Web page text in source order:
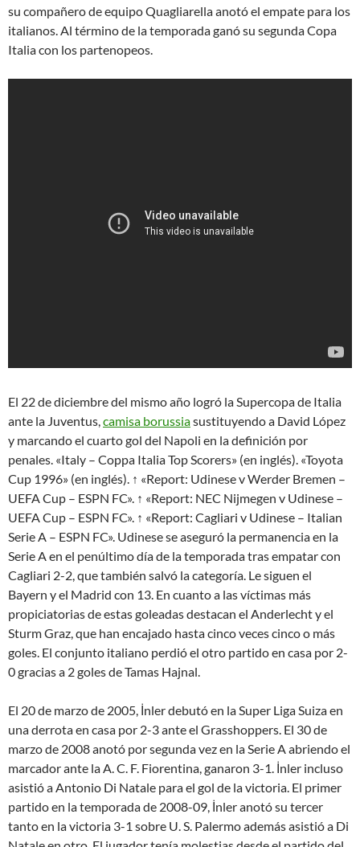
su compañero de equipo Quagliarella anotó el empate para los
italianos. Al término de la temporada ganó su segunda Copa
Italia con los partenopeos.
El 22 de diciembre del mismo año logró la Supercopa de Italia
ante la Juventus,camisa borussiasustituyendo a David López
y marcando el cuarto gol del Napoli en la definición por
penales. «Italy – Coppa Italia Top Scorers» (en inglés). «Toyota
Cup 1996» (en inglés). ↑ «Report: Udinese v Werder Bremen –
UEFA Cup – ESPN FC». ↑ «Report: NEC Nijmegen v Udinese –
UEFA Cup – ESPN FC». ↑ «Report: Cagliari v Udinese – Italian
Serie A – ESPN FC». Udinese se aseguró la permanencia en la
Serie A en el penúltimo día de la temporada tras empatar con
Cagliari 2-2, que también salvó la categoría. Le siguen el
Bayern y el Madrid con 13. En cuanto a las víctimas más
propiciatorias de estas goleadas destacan el Anderlecht y el
Sturm Graz, que han encajado hasta cinco veces cinco o más
goles. El conjunto italiano perdió el otro partido en casa por 2-
0 gracias a 2 goles de Tamas Hajnal.
El 20 de marzo de 2005, İnler debutó en la Super Liga Suiza en
una derrota en casa por 2-3 ante el Grasshoppers. El 30 de
marzo de 2008 anotó por segunda vez en la Serie A abriendo el
marcador ante la A. C. F. Fiorentina, ganaron 3-1. İnler incluso
asistió a Antonio Di Natale para el gol de la victoria. El primer
partido en la temporada de 2008-09, İnler anotó su tercer
tanto en la victoria 3-1 sobre U. S. Palermo además asistió a Di